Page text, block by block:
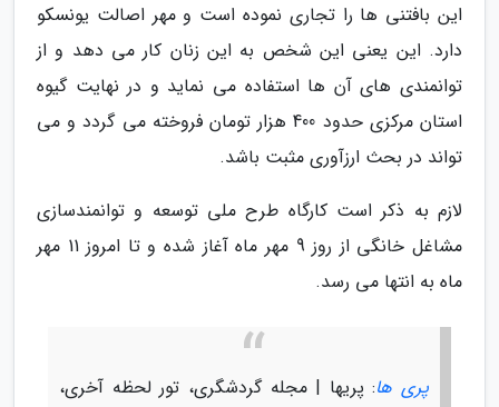
این بافتنی ها را تجاری نموده است و مهر اصالت یونسکو
دارد. این یعنی این شخص به این زنان کار می دهد و از
توانمندی های آن ها استفاده می نماید و در نهایت گیوه
استان مرکزی حدود 400 هزار تومان فروخته می گردد و می
تواند در بحث ارزآوری مثبت باشد.
لازم به ذکر است کارگاه طرح ملی توسعه و توانمندسازی
مشاغل خانگی از روز 9 مهر ماه آغاز شده و تا امروز 11 مهر
ماه به انتها می رسد.
پری ها: پریها | مجله گردشگری، تور لحظه آخری،